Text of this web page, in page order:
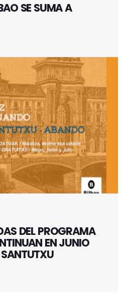
SE SUMA A
DEL PROGRAMA
EN JUNIO
SANTUTXU